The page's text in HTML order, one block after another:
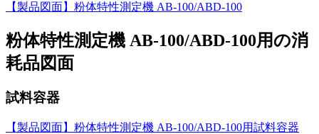
【製品図面】粉体特性測定機 AB-100/ABD-100
粉体特性測定機 AB-100/ABD-100用の消
耗品図面
試料容器
【製品図面】粉体特性測定機 AB-100/ABD-100用試料容器